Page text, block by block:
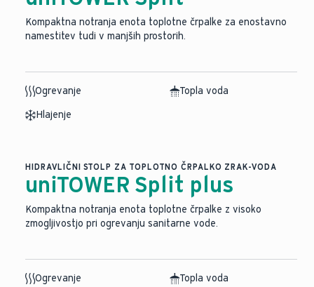
Kompaktna notranja enota toplotne črpalke za enostavno
namestitev tudi v manjših prostorih.
Ogrevanje
Topla voda
Hlajenje
HIDRAVLIČNI STOLP ZA TOPLOTNO ČRPALKO ZRAK-VODA
uniTOWER Split plus
Kompaktna notranja enota toplotne črpalke z visoko
zmogljivostjo pri ogrevanju sanitarne vode.
Ogrevanje Topla voda